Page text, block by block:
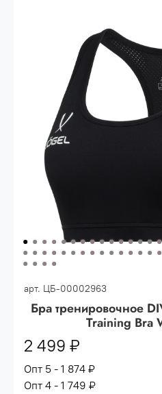
сумма всех
30.000
(33%)
- сумма
80.000
Опт 2(36%)
- сумма
Опт 1
сумма всех
арт. ЦБ-00002963
Бра тренировочное
Training Bra
2 499 ₽
Опт 5 - 1 874 ₽
Опт 4 - 1 749 ₽